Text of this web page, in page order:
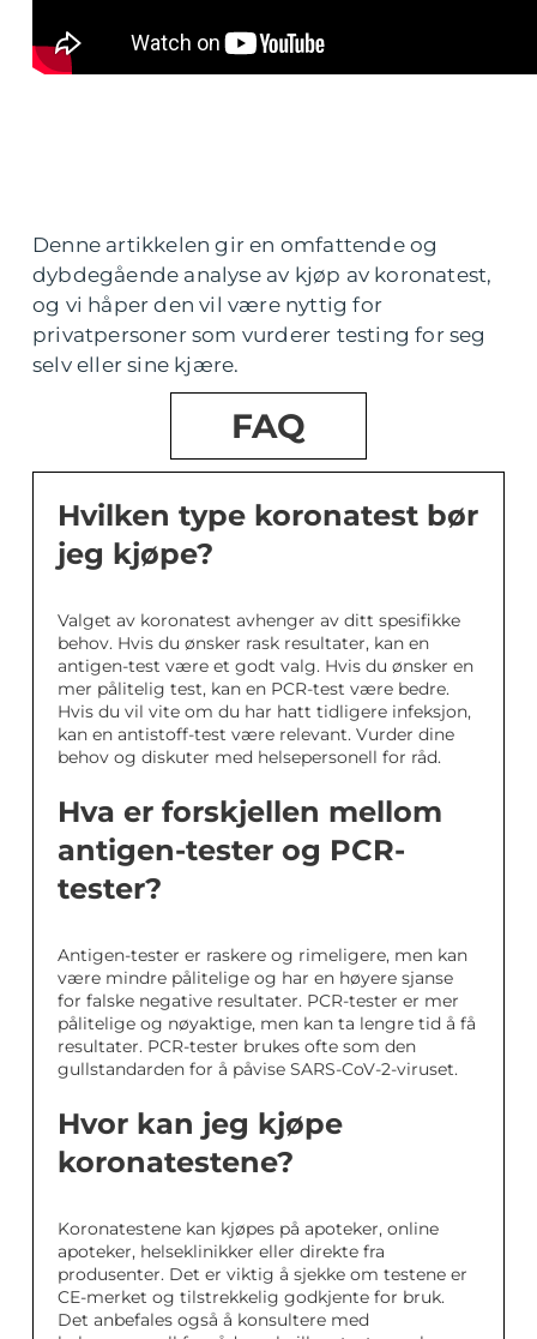
Denne artikkelen gir en omfattende og
dybdegående analyse av kjøp av koronatest,
og vi håper den vil være nyttig for
privatpersoner som vurderer testing for seg
selv eller sine kjære.
FAQ
Hvilken type koronatest bør
jeg kjøpe?
Valget av koronatest avhenger av ditt spesifikke
behov. Hvis du ønsker rask resultater, kan en
antigen-test være et godt valg. Hvis du ønsker en
mer pålitelig test, kan en PCR-test være bedre.
Hvis du vil vite om du har hatt tidligere infeksjon,
kan en antistoff-test være relevant. Vurder dine
behov og diskuter med helsepersonell for råd.
Hva er forskjellen mellom
antigen-tester og PCR-
tester?
Antigen-tester er raskere og rimeligere, men kan
være mindre pålitelige og har en høyere sjanse
for falske negative resultater. PCR-tester er mer
pålitelige og nøyaktige, men kan ta lengre tid å få
resultater. PCR-tester brukes ofte som den
gullstandarden for å påvise SARS-CoV-2-viruset.
Hvor kan jeg kjøpe
koronatestene?
Koronatestene kan kjøpes på apoteker, online
apoteker, helseklinikker eller direkte fra
produsenter. Det er viktig å sjekke om testene er
CE-merket og tilstrekkelig godkjente for bruk.
Det anbefales også å konsultere med